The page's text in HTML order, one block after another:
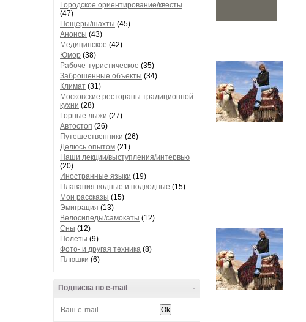
Городское ориентирование/квесты
(47)
Пещеры/шахты (45)
Анонсы (43)
Медицинское (42)
Юмор (38)
Рабоче-туристическое (35)
Заброшенные объекты (34)
Климат (31)
Московские рестораны традиционной
кухни (28)
Горные лыжи (27)
Автостоп (26)
Путешественники (26)
Делюсь опытом (21)
Наши лекции/выступления/интервью
(20)
Иностранные языки (19)
Плавания водные и подводные (15)
Мои рассказы (15)
Эмиграция (13)
Велосипеды/самокаты (12)
Сны (12)
Полеты (9)
Фото- и другая техника (8)
Плюшки (6)
-
Подписка по e-mail